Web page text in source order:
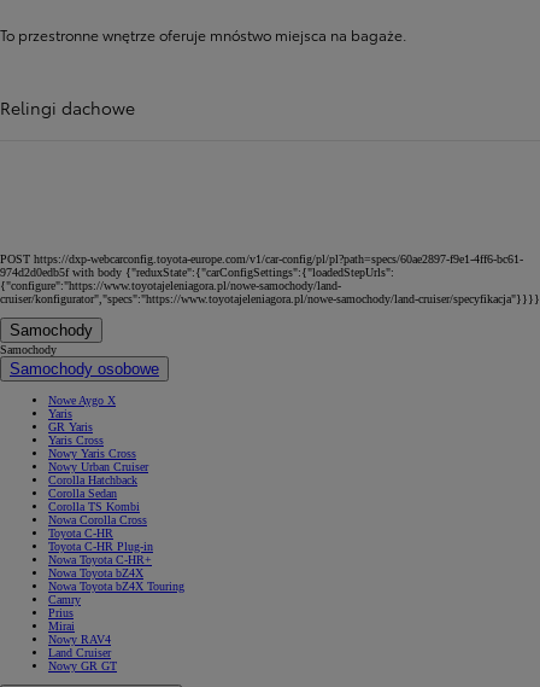
To przestronne wnętrze oferuje mnóstwo miejsca na bagaże.
Relingi dachowe
POST https://dxp-webcarconfig.toyota-europe.com/v1/car-config/pl/pl?path=specs/60ae2897-f9e1-4ff6-bc61-
974d2d0edb5f with body {"reduxState":{"carConfigSettings":{"loadedStepUrls":
{"configure":"https://www.toyotajeleniagora.pl/nowe-samochody/land-
cruiser/konfigurator","specs":"https://www.toyotajeleniagora.pl/nowe-samochody/land-cruiser/specyfikacja"}}}}
Samochody
Samochody
Samochody osobowe
Nowe Aygo X
Yaris
GR Yaris
Yaris Cross
Nowy Yaris Cross
Nowy Urban Cruiser
Corolla Hatchback
Corolla Sedan
Corolla TS Kombi
Nowa Corolla Cross
Toyota C-HR
Toyota C-HR Plug-in
Nowa Toyota C-HR+
Nowa Toyota bZ4X
Nowa Toyota bZ4X Touring
Camry
Prius
Mirai
Nowy RAV4
Land Cruiser
Nowy GR GT